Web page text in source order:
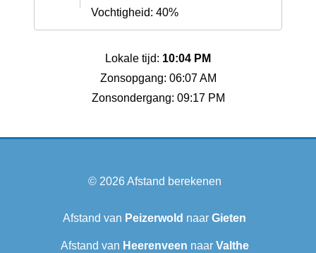
Vochtigheid: 40%
Lokale tijd: 10:04 PM
Zonsopgang: 06:07 AM
Zonsondergang: 09:17 PM
© 2026Afstand berekenen
Afstand van Peizerwold naar Gieten
Afstand van Heerenveen naar Valthe